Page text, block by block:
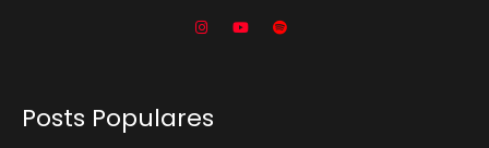
Posts Populares